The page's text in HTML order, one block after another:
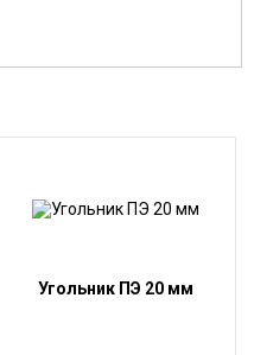
Угольник ПЭ 20 мм